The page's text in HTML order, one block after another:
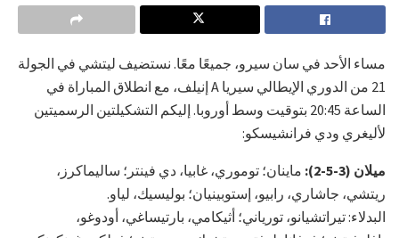
مساء الأحد في سان سيرو، جميعًا معًا. نستضيف ليتشي في الجولة
21 من الدوري الإيطالي سيريا A إنيلف، مع انطلاق المباراة في
الساعة 20:45 بتوقيت وسط أوروبا. إليكم التشكيلتين الرسميتين
لأليغري ودي فرانشيسكو:
ميلان (3-5-2):
ماينان؛ توموري، غابيا، دي فينتر؛ ساليماكرز،
ريتشي، جاشاري، رابيو، إستوبينيان؛ بوليسيك، لياو.
البدلاء: تيراتشيانو، تورياني؛ أثيكامي، بارتيساغي، أودوغو،